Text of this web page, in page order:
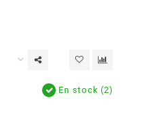
En stock (2)